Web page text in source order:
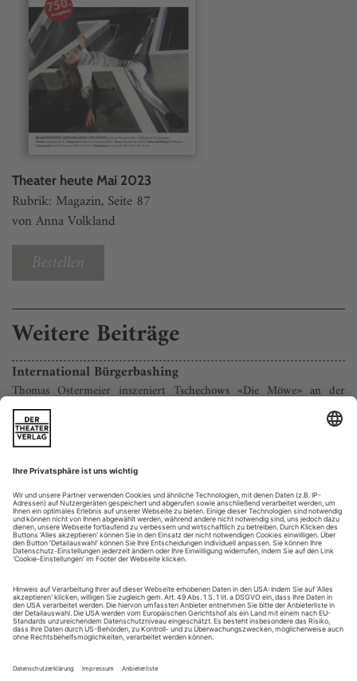
Theater heute Mai 2023
Rubrik: Magazin, Seite 87
von Anna Volkland
Bestellen
Weitere Beiträge
International Bürgerbashing
Thomas Ostermeier inszeniert Tschechows «Die Möwe» an der
Schaubühne, Oliver Frljic mixt Heiner-Müller-Texte zu «Schlachten»
am Gorki Theater
klarmachen kann, was man sich von der Theaterkunst erhofft,
wie Anton Tschechows «Die Möwe» (von 1896). Schließlich
kreist die Handlung um einen geradezu exemplarischen
Dichterwettstreit: Da haben wir auf der einen Seite den
ambitionierten Jungdramatiker Kostja, der sich als flammender
Kunstwerke der Ich-Kooperation
Große Ensembles, Kanon- und Stoffaneignungen von der Seitenlinie: